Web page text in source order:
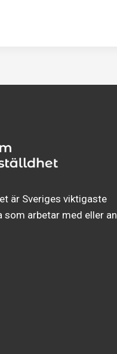
är Sveriges viktigaste
arbetar med eller